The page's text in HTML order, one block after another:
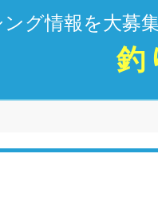
グ情報を大募
釣